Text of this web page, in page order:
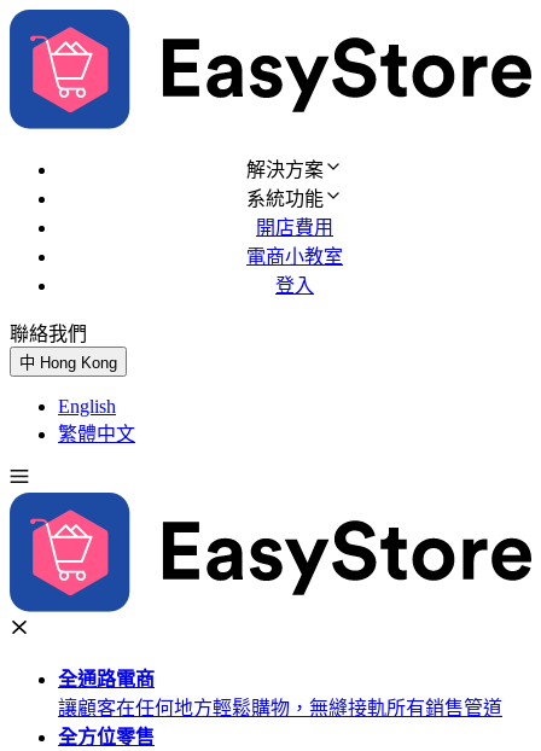
解決方案
系統功能
開店費用
電商小教室
登入
聯絡我們
中 Hong Kong
English
繁體中文
全通路電商
讓顧客在任何地方輕鬆購物，無縫接軌所有銷售管道
全方位零售